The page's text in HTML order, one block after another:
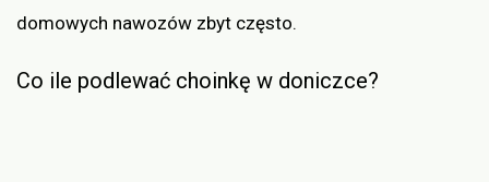
domowych nawozów zbyt często.
Co ile podlewać choinkę w doniczce?